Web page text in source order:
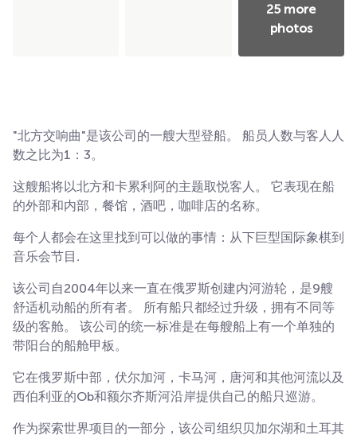
25 more
photos
"北方交响曲"是该公司的一艘大型登船。 船员人数与客人人
数之比为1：3。
这艘船将以北方和卡累利阿的主题取悦客人。 它表现在船
的外部和内部，餐馆，酒吧，咖啡店的名称。
每个人都会在这里找到可以做的事情：从下巨型国际象棋到
音乐会节目 .
该公司自2004年以来一直在俄罗斯创建内河游轮，是9艘
舒适机动船的所有者。 所有船只都经过升级，拥有不同等
级的客舱。 该公司的统一标准是在每艘船上有一个单独的
带阳台的船舱甲板。
它在俄罗斯中部，伏尔加河，卡马河，唐河和其他河流以及
西伯利亚的Ob和额尔齐斯河沿岸提供自己的船只巡游。
作为探索世界项目的一部分，该公司组织贝加尔湖和土耳其